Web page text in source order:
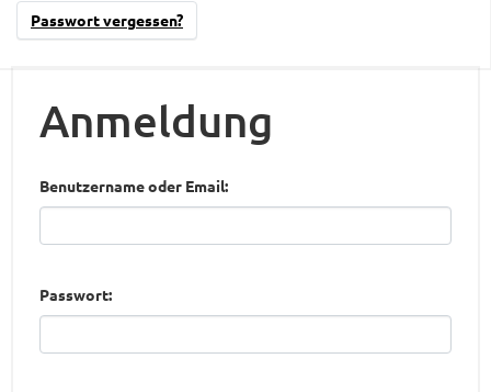
Passwort vergessen?
Anmeldung
Benutzername oder Email
Passwort